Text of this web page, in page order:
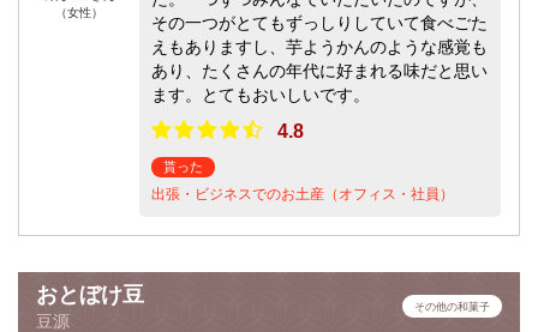
（女性）
その一つがとてもずっしりしていて食べごた
えもありますし、芋ようかんのような感覚も
あり、たくさんの年代に好まれる味だと思い
ます。とてもおいしいです。
4.8
貰った
出張・ビジネスでのお土産（オフィス・社員）
おとぼけ豆
豆源
その他の和菓子